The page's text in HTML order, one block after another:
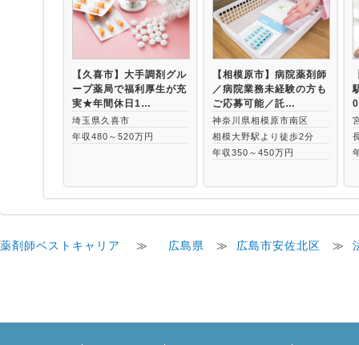
【久喜市】大手調剤グル
ープ薬局で福利厚生が充
実★年間休日1…
埼玉県久喜市
年収480～520万円
【相模原市】病院薬剤師
／病院業務未経験の方も
ご応募可能／託…
神奈川県相模原市南区
相模大野駅より徒歩2分
年収350～450万円
薬剤師ベストキャリア ≫ 広島県 ≫ 広島市安佐北区 ≫